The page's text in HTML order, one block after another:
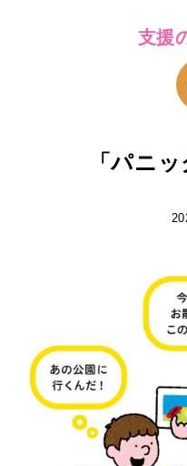
支援
「パニ